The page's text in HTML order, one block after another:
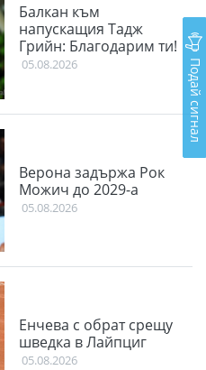
Балкан към
напускащия Тадж
Грийн: Благодарим ти!
05.08.2026
Верона задържа Рок
Можич до 2029-а
05.08.2026
Енчева с обрат срещу
шведка в Лайпциг
05.08.2026
Подай сигнал